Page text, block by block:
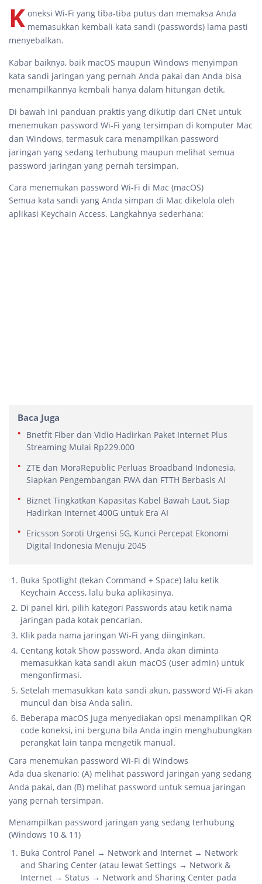
K oneksi Wi-Fi yang tiba-tiba putus dan memaksa Anda
memasukkan kembali kata sandi (passwords) lama pasti
menyebalkan.
Kabar baiknya, baik macOS maupun Windows menyimpan
kata sandi jaringan yang pernah Anda pakai dan Anda bisa
menampilkannya kembali hanya dalam hitungan detik.
Di bawah ini panduan praktis yang dikutip dari CNet untuk
menemukan password Wi-Fi yang tersimpan di komputer Mac
dan Windows, termasuk cara menampilkan password
jaringan yang sedang terhubung maupun melihat semua
password jaringan yang pernah tersimpan.
Cara menemukan password Wi-Fi di Mac (macOS)
Semua kata sandi yang Anda simpan di Mac dikelola oleh
aplikasi Keychain Access. Langkahnya sederhana:
Baca Juga
Bnetfit Fiber dan Vidio Hadirkan Paket Internet Plus
Streaming Mulai Rp229.000
ZTE dan MoraRepublic Perluas Broadband Indonesia,
Siapkan Pengembangan FWA dan FTTH Berbasis AI
Biznet Tingkatkan Kapasitas Kabel Bawah Laut, Siap
Hadirkan Internet 400G untuk Era AI
Ericsson Soroti Urgensi 5G, Kunci Percepat Ekonomi
Digital Indonesia Menuju 2045
Buka Spotlight (tekan Command + Space) lalu ketik
Keychain Access, lalu buka aplikasinya.
Di panel kiri, pilih kategori Passwords atau ketik nama
jaringan pada kotak pencarian.
Klik pada nama jaringan Wi-Fi yang diinginkan.
Centang kotak Show password. Anda akan diminta
memasukkan kata sandi akun macOS (user admin) untuk
mengonfirmasi.
Setelah memasukkan kata sandi akun, password Wi-Fi akan
muncul dan bisa Anda salin.
Beberapa macOS juga menyediakan opsi menampilkan QR
code koneksi, ini berguna bila Anda ingin menghubungkan
perangkat lain tanpa mengetik manual.
Cara menemukan password Wi-Fi di Windows
Ada dua skenario: (A) melihat password jaringan yang sedang
Anda pakai, dan (B) melihat password untuk semua jaringan
yang pernah tersimpan.
Menampilkan password jaringan yang sedang terhubung
(Windows 10 & 11)
Buka Control Panel → Network and Internet → Network
and Sharing Center (atau lewat Settings → Network &
Internet → Status → Network and Sharing Center pada